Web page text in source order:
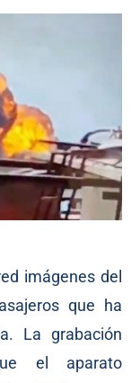
imágenes del
que ha
La grabación
el aparato